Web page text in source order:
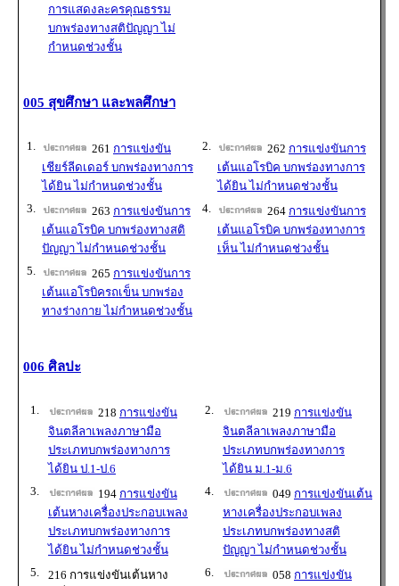
การแสดงละครคุณธรรม
บกพร่องทางสติปัญญา ไม่
กำหนดช่วงชั้น
005 สุขศึกษา และพลศึกษา
1. 261 การแข่งขัน
เชียร์ลีดเดอร์ บกพร่องทางการ
ได้ยิน ไม่กำหนดช่วงชั้น
2. 262 การแข่งขันการ
เต้นแอโรบิค บกพร่องทางการ
ได้ยิน ไม่กำหนดช่วงชั้น
3.
263 การแข่งขันการ
เต้นแอโรบิค บกพร่องทางสติ
ปัญญา ไม่กำหนดช่วงชั้น
4. 264 การแข่งขันการ
เต้นแอโรบิค บกพร่องทางการ
เห็น ไม่กำหนดช่วงชั้น
5.
265 การแข่งขันการ
เต้นแอโรบิครถเข็น บกพร่อง
ทางร่างกาย ไม่กำหนดช่วงชั้น
006 ศิลปะ
1. 218 การแข่งขัน
จินตลีลาเพลงภาษามือ
ประเภทบกพร่องทางการ
ได้ยิน ป.1-ป.6
2. 219 การแข่งขัน
จินตลีลาเพลงภาษามือ
ประเภทบกพร่องทางการ
ได้ยิน ม.1-ม.6
3.
194 การแข่งขัน
เต้นหางเครื่องประกอบเพลง
ประเภทบกพร่องทางการ
ได้ยิน ไม่กำหนดช่วงชั้น
4. 049 การแข่งขันเต้น
หางเครื่องประกอบเพลง
ประเภทบกพร่องทางสติ
ปัญญา ไม่กำหนดช่วงชั้น
5.
216 การแข่งขันเต้นหาง
6. 058 การแข่งขัน